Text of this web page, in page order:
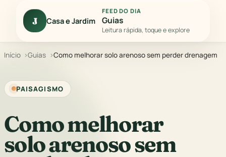
J Casa e Jardim
FEED DO DIA
Guias
Leitura rápida, toque e explore
Início Guias Como melhorar solo arenoso sem perder drenagem
PAISAGISMO
Como melhorar
solo arenoso sem